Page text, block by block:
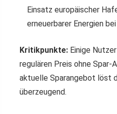
Einsatz europäischer
erneuerbarer Energien
Kritikpunkte: Einige
regulären Preis ohne Spar-
aktuelle Sparangebot löst
überzeugend.